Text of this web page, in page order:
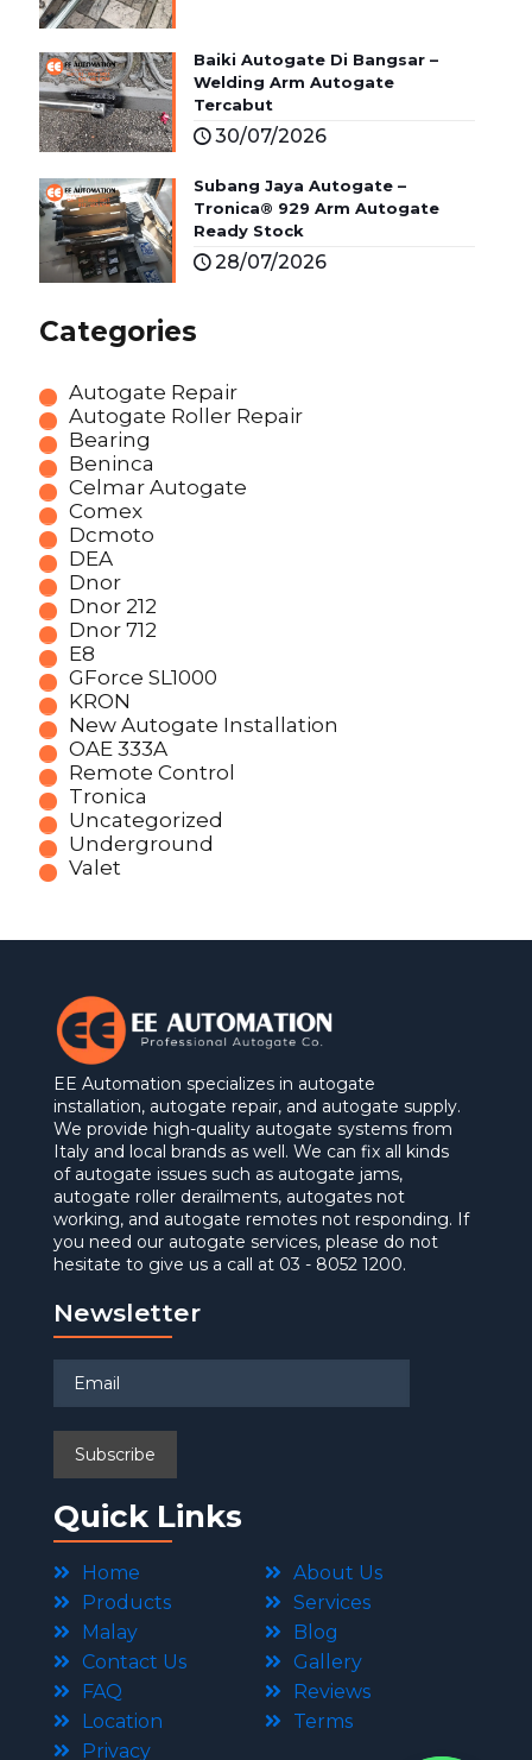
Baiki Autogate Di Bangsar –
Welding Arm Autogate
Tercabut
30/07/2026
Subang Jaya Autogate –
Tronica® 929 Arm Autogate
Ready Stock
28/07/2026
Categories
Autogate Repair
Autogate Roller Repair
Bearing
Beninca
Celmar Autogate
Comex
Dcmoto
DEA
Dnor
Dnor 212
Dnor 712
E8
GForce SL1000
KRON
New Autogate Installation
OAE 333A
Remote Control
Tronica
Uncategorized
Underground
Valet
EE Automation specializes in autogate
installation, autogate repair, and autogate supply.
We provide high-quality autogate systems from
Italy and local brands as well. We can fix all kinds
of autogate issues such as autogate jams,
autogate roller derailments, autogates not
working, and autogate remotes not responding. If
you need our autogate services, please do not
hesitate to give us a call at 03 - 8052 1200.
Newsletter
Quick Links
Home
About Us
Products
Services
Malay
Blog
Contact Us
Gallery
FAQ
Reviews
Location
Terms
Privacy